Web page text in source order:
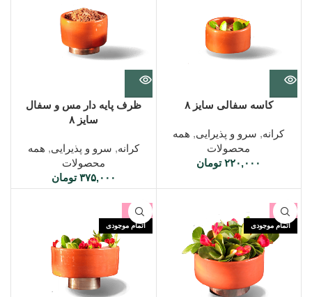
کاسه سفالی سایز ۸
کرانه, سرو و پذیرایی, همه
محصولات
۲۲۰,۰۰۰ تومان
ظرف پایه دار مس و سفال
سایز ۸
کرانه, سرو و پذیرایی, همه
محصولات
۳۷۵,۰۰۰ تومان
-4%
اتمام موجودی
-18%
اتمام موجودی